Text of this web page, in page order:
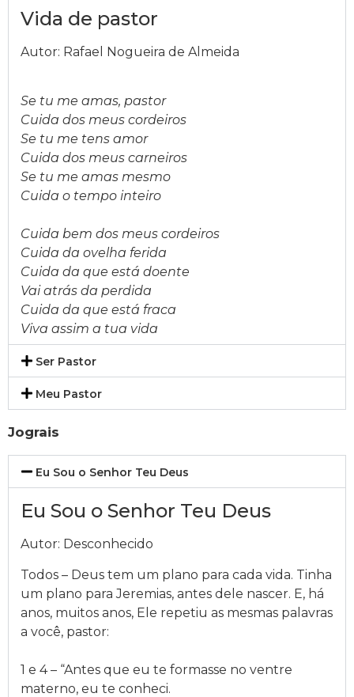
Vida de pastor
Autor: Rafael Nogueira de Almeida
Se tu me amas, pastor
Cuida dos meus cordeiros
Se tu me tens amor
Cuida dos meus carneiros
Se tu me amas mesmo
Cuida o tempo inteiro
Cuida bem dos meus cordeiros
Cuida da ovelha ferida
Cuida da que está doente
Vai atrás da perdida
Cuida da que está fraca
Viva assim a tua vida
Ser Pastor
Meu Pastor
Jograis
Eu Sou o Senhor Teu Deus
Eu Sou o Senhor Teu Deus
Autor: Desconhecido
Todos – Deus tem um plano para cada vida. Tinha
um plano para Jeremias, antes dele nascer. E, há
anos, muitos anos, Ele repetiu as mesmas palavras
a você, pastor:
1 e 4 – “Antes que eu te formasse no ventre
materno, eu te conheci.